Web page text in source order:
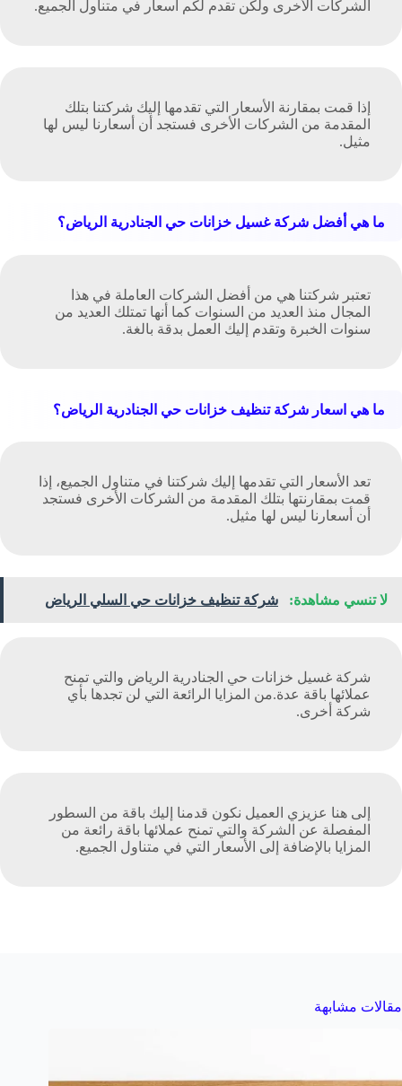
الشركات الأخرى ولكن تقدم لكم أسعار في متناول الجميع.
إذا قمت بمقارنة الأسعار التي تقدمها إليك شركتنا بتلك
المقدمة من الشركات الأخرى فستجد أن أسعارنا ليس لها
مثيل.
ما هي أفضل شركة غسيل خزانات حي الجنادرية الرياض؟
تعتبر شركتنا هي من أفضل الشركات العاملة في هذا
المجال منذ العديد من السنوات كما أنها تمتلك العديد من
سنوات الخبرة وتقدم إليك العمل بدقة بالغة.
ما هي اسعار شركة تنظيف خزانات حي الجنادرية الرياض؟
تعد الأسعار التي تقدمها إليك شركتنا في متناول الجميع، إذا
قمت بمقارنتها بتلك المقدمة من الشركات الأخرى فستجد
أن أسعارنا ليس لها مثيل.
لا تنسي مشاهدة: شركة تنظيف خزانات حي السلي الرياض
شركة غسيل خزانات حي الجنادرية الرياض والتي تمنح
عملائها باقة عدة.من المزايا الرائعة التي لن تجدها بأي
شركة أخرى.
إلى هنا عزيزي العميل نكون قدمنا إليك باقة من السطور
المفصلة عن الشركة والتي تمنح عملائها باقة رائعة من
المزايا بالإضافة إلى الأسعار التي في متناول الجميع.
مقالات مشابهة